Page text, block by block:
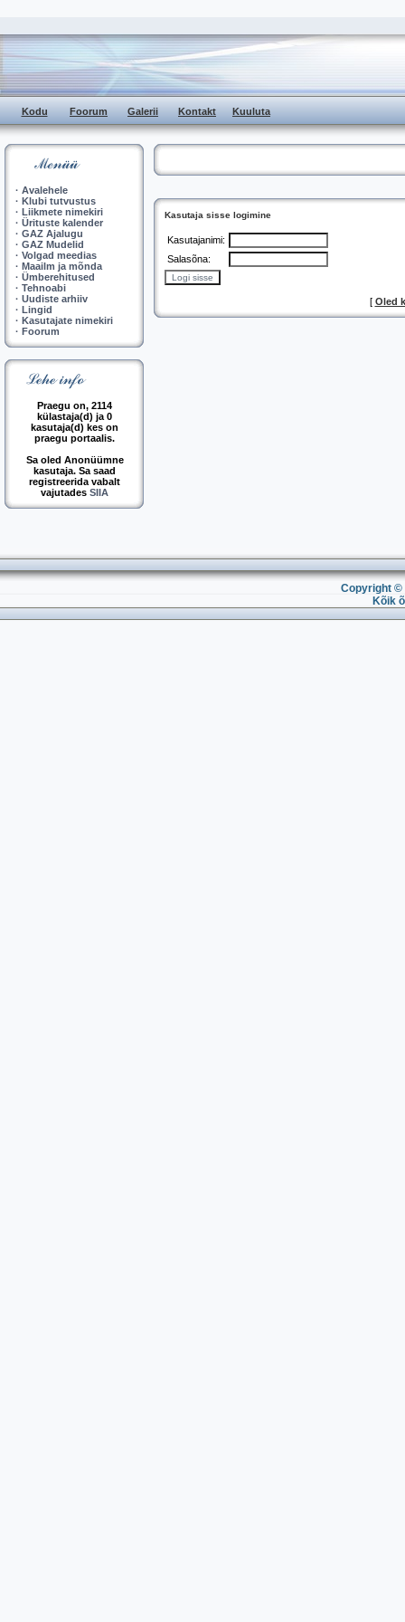
Kodu Foorum Galerii Kontakt Kuuluta
· Avalehele
· Klubi tutvustus
· Liikmete nimekiri
· Ürituste kalender
· GAZ Ajalugu
· GAZ Mudelid
· Volgad meedias
· Maailm ja mõnda
· Ümberehitused
· Tehnoabi
· Uudiste arhiiv
· Lingid
· Kasutajate nimekiri
· Foorum
Praegu on, 2114
külastaja(d) ja 0
kasutaja(d) kes on
praegu portaalis.
Sa oled Anonüümne
kasutaja. Sa saad
registreerida vabalt
vajutades SIIA
Kasutaja sisse logimine
Kasutajanimi:
Salasõna:
[ Oled
Copyright ©
Kõik